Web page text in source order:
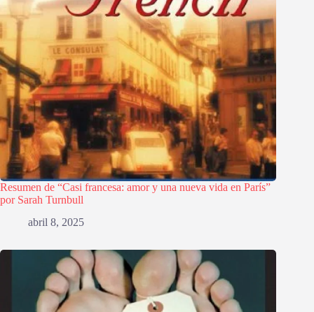
Resumen de “Casi francesa: amor y una nueva vida en París”
por Sarah Turnbull
abril 8, 2025